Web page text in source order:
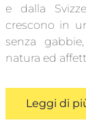
e dalla
crescono in
senza
natura ed
Leggi di